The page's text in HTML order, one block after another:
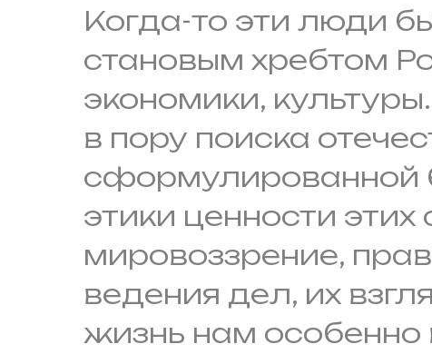
Когда-то эти люди
становым хребтом
экономики,
в пору поиска
сформулированной
этики ценности этих
мировоззрение,
ведения дел, их
жизнь нам